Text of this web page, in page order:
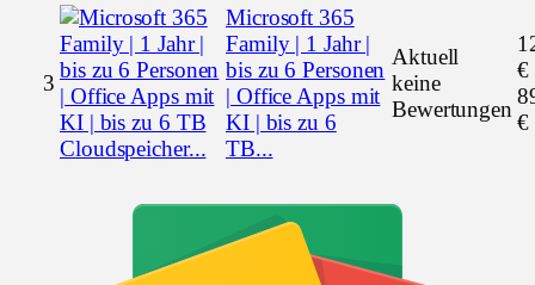
3
Microsoft 365
Family | 1 Jahr |
bis zu 6 Personen
| Office Apps mit
KI | bis zu 6
TB...
Aktuell
keine
Bewertungen
€
€